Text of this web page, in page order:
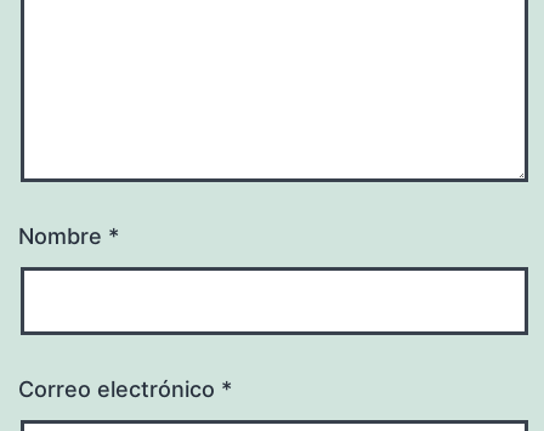
Nombre *
Correo electrónico *